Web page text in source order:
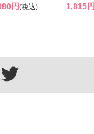
円(税込) 1,815